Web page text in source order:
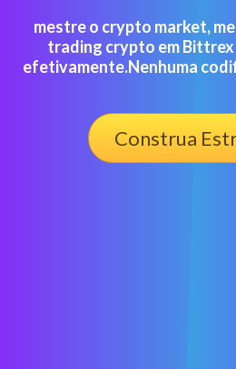
mestre o crypto market,
trading crypto em Bittrex
efetivamente.Nenhuma
Construa